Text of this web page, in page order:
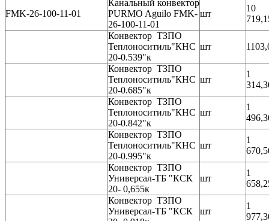
FMK-26-100-11-01
Канальный конвектор
PURMO Aguilo FMK-
26-100-11-01
шт
10
Конвектор ТЗПО
Теплоноситиль"КНС
20-0.539"к
шт
Конвектор ТЗПО
Теплоноситиль"КНС
20-0.685"к
шт
1
Конвектор ТЗПО
Теплоноситиль"КНС
20-0.842"к
шт
1
Конвектор ТЗПО
Теплоноситиль"КНС
20-0.995"к
шт
1
Конвектор ТЗПО
Универсал-ТБ "КСК
20- 0,655к
шт
1
Конвектор ТЗПО
Универсал-ТБ "КСК
шт
1